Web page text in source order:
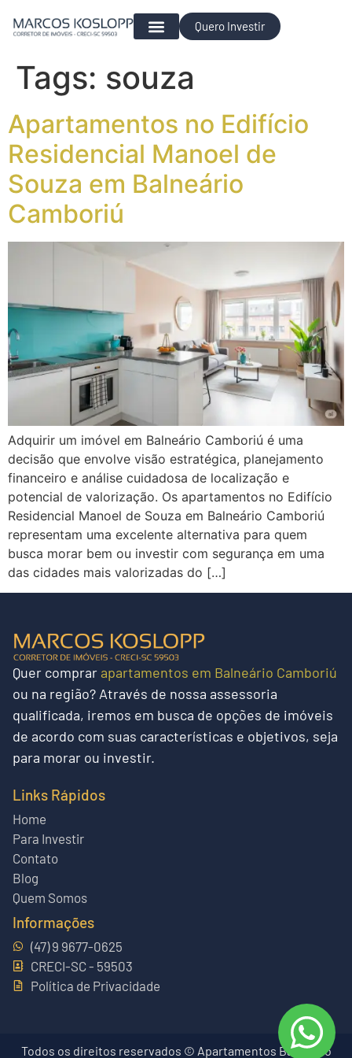
Quero Investir
Tags: souza
Apartamentos no Edifício
Residencial Manoel de
Souza em Balneário
Camboriú
Adquirir um imóvel em Balneário Camboriú é uma
decisão que envolve visão estratégica, planejamento
financeiro e análise cuidadosa de localização e
potencial de valorização. Os apartamentos no Edifício
Residencial Manoel de Souza em Balneário Camboriú
representam uma excelente alternativa para quem
busca morar bem ou investir com segurança em uma
das cidades mais valorizadas do […]
Quer comprar apartamentos em Balneário Camboriú
ou na região? Através de nossa assessoria
qualificada, iremos em busca de opções de imóveis
de acordo com suas características e objetivos, seja
para morar ou investir.
Links Rápidos
Home
Para Investir
Contato
Blog
Quem Somos
Informações
(47) 9 9677-0625
CRECI-SC - 59503
Política de Privacidade
Todos os direitos reservados © Apartamentos Balneário